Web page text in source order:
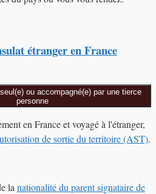
étranger en France
ou accompagné(e) par une tierce
personne
en France et voyagé à l'étranger,
de sortie du territoire (AST).
la nationalité du parent signataire de